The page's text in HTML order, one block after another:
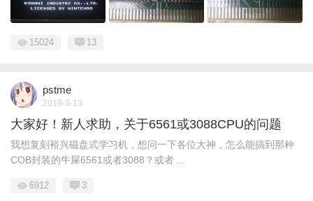
15024 13
pstme
2019-3-13
大家好！新人求助，关于6561或3088CPU的问题
我想复刻裕兴磁盘式学习机，想问一下各位大神，怎么能搞到那种
COB封装的牛屎6561或者3088？或者 ...
6912 3